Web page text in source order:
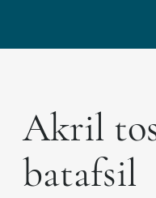
Akril
batafsil